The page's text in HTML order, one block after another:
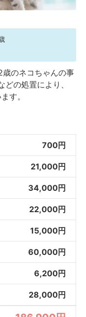
のネコちゃんの事
の処置により、
す。
700円
21,000円
34,000円
22,000円
15,000円
60,000円
6,200円
28,000円